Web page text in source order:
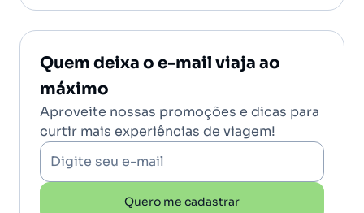
Quem deixa o e-mail viaja ao
máximo
Aproveite nossas promoções e dicas para
curtir mais experiências de viagem!
Digite seu e-mail
Quero me cadastrar